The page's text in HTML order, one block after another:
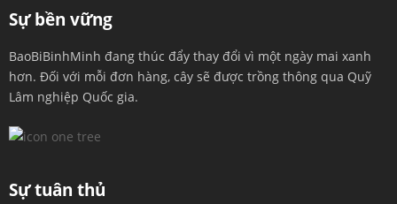
Sự bền vững
BaoBiBinhMinh đang thúc đẩy thay đổi vì một ngày mai xanh
hơn. Đối với mỗi đơn hàng, cây sẽ được trồng thông qua Quỹ
Lâm nghiệp Quốc gia.
Sự tuân thủ